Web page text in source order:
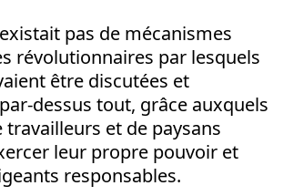
pas de mécanismes
révolutionnaires par lesquels
être discutées et
dessus tout, grâce auxquels
travailleurs et de paysans
leur propre pouvoir et
responsables.